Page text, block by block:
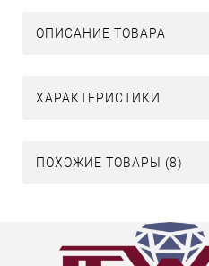
ОПИСАНИЕ ТОВАРА
ХАРАКТЕРИСТИКИ
ПОХОЖИЕ ТОВАРЫ (8)